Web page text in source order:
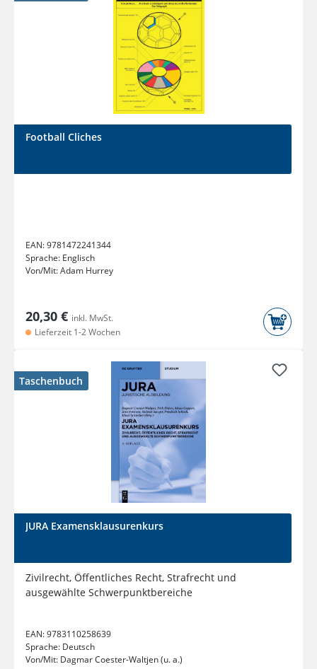
Football Cliches
EAN:9781472241344
Sprache: Englisch
Von/Mit:Adam Hurrey
20,30 € inkl. MwSt.
Lieferzeit 1-2 Wochen
Taschenbuch
JURA Examensklausurenkurs
Zivilrecht, Öffentliches Recht, Strafrecht und
ausgewählte Schwerpunktbereiche
EAN:9783110258639
Sprache: Deutsch
Von/Mit: Dagmar Coester-Waltjen (u. a.)